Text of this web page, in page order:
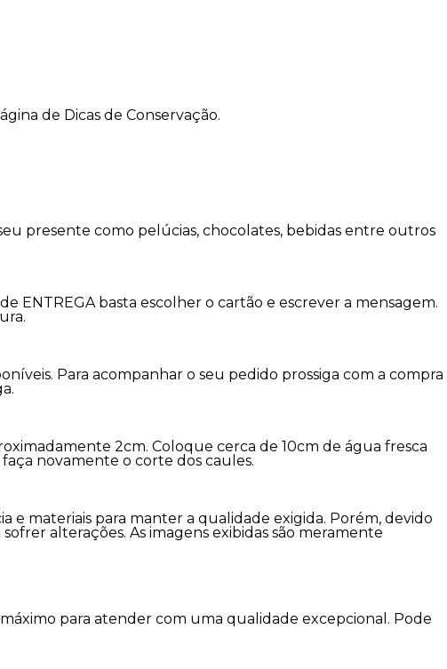
de Dicas de Conservação.
presente como pelúcias, chocolates, bebidas entre outros
ENTREGA basta escolher o cartão e escrever a mensagem.
Para acompanhar o seu pedido prossiga com a compra
2cm. Coloque cerca de 10cm de água fresca
novamente o corte dos caules.
materiais para manter a qualidade exigida. Porém, devido
alterações. As imagens exibidas são meramente
para atender com uma qualidade excepcional. Pode